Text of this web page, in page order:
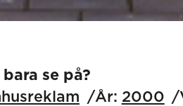
se på?
År: 2000